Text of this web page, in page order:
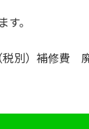
。
税別）補修